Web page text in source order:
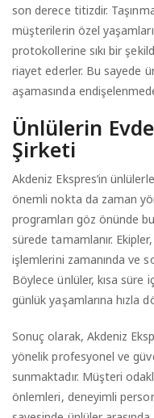
son derece titizdir.
müşterilerin özel
protokollerine sıkı bir
riayet ederler. Bu sayede
aşamasında
Ünlülerin
Şirketi
Akdeniz Ekspres’in
önemli nokta da zaman
programları göz önünde
sürede tamamlanır.
işlemlerini zamanında ve
Böylece ünlüler, kısa süre
günlük yaşamlarına hızla
Sonuç olarak, Akdeniz
yönelik profesyonel ve
sunmaktadır. Müşteri
önlemleri, deneyimli